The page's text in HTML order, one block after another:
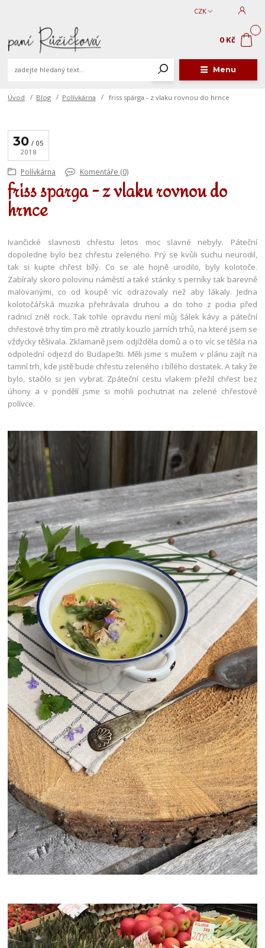
Menu
CZK
0 Kč
Úvod Blog Polívkárna friss spárga - z vlaku rovnou do hrnce
30
05
2018
Polívkárna Komentáře (0)
friss spárga - z vlaku rovnou do
hrnce
Ivančické slavnosti chřestu letos moc slavné nebyly. Páteční
dopoledne bylo bez chřestu zeleného. Prý se kvůli suchu neurodil,
tak si kupte chřest bílý. Co se ale hojně urodilo, byly kolotoče.
Zabíraly skoro polovinu náměstí a také stánky s perníky tak barevně
malovanými, co od koupě víc odrazovaly než aby lákaly. Jedna
kolotočářská muzika přehrávala druhou a do toho z podia před
radnicí zněl rock. Tak tohle opravdu není můj šálek kávy a páteční
chřestové trhy tím pro mě ztratily kouzlo jarních trhů, na které jsem se
vždycky těšívala. Zklamaně jsem odjížděla domů a o to víc se těšila na
odpolední odjezd do Budapešti. Měli jsme s mužem v plánu zajít na
tamní trh, kde jistě bude chřestu zeleného i bílého dostatek. A taky že
bylo, stačilo si jen vybrat. Zpáteční cestu vlakem přežil chřest bez
úhony a v pondělí jsme si mohli pochutnat na zelené chřestové
polívce.